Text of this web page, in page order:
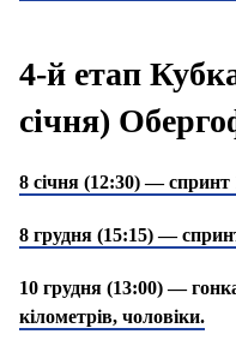
4-й етап
січня)
8 січня (12:30) — спринт
8 грудня (15:15) —
10 грудня (13:00) —
кілометрів, чоловіки.